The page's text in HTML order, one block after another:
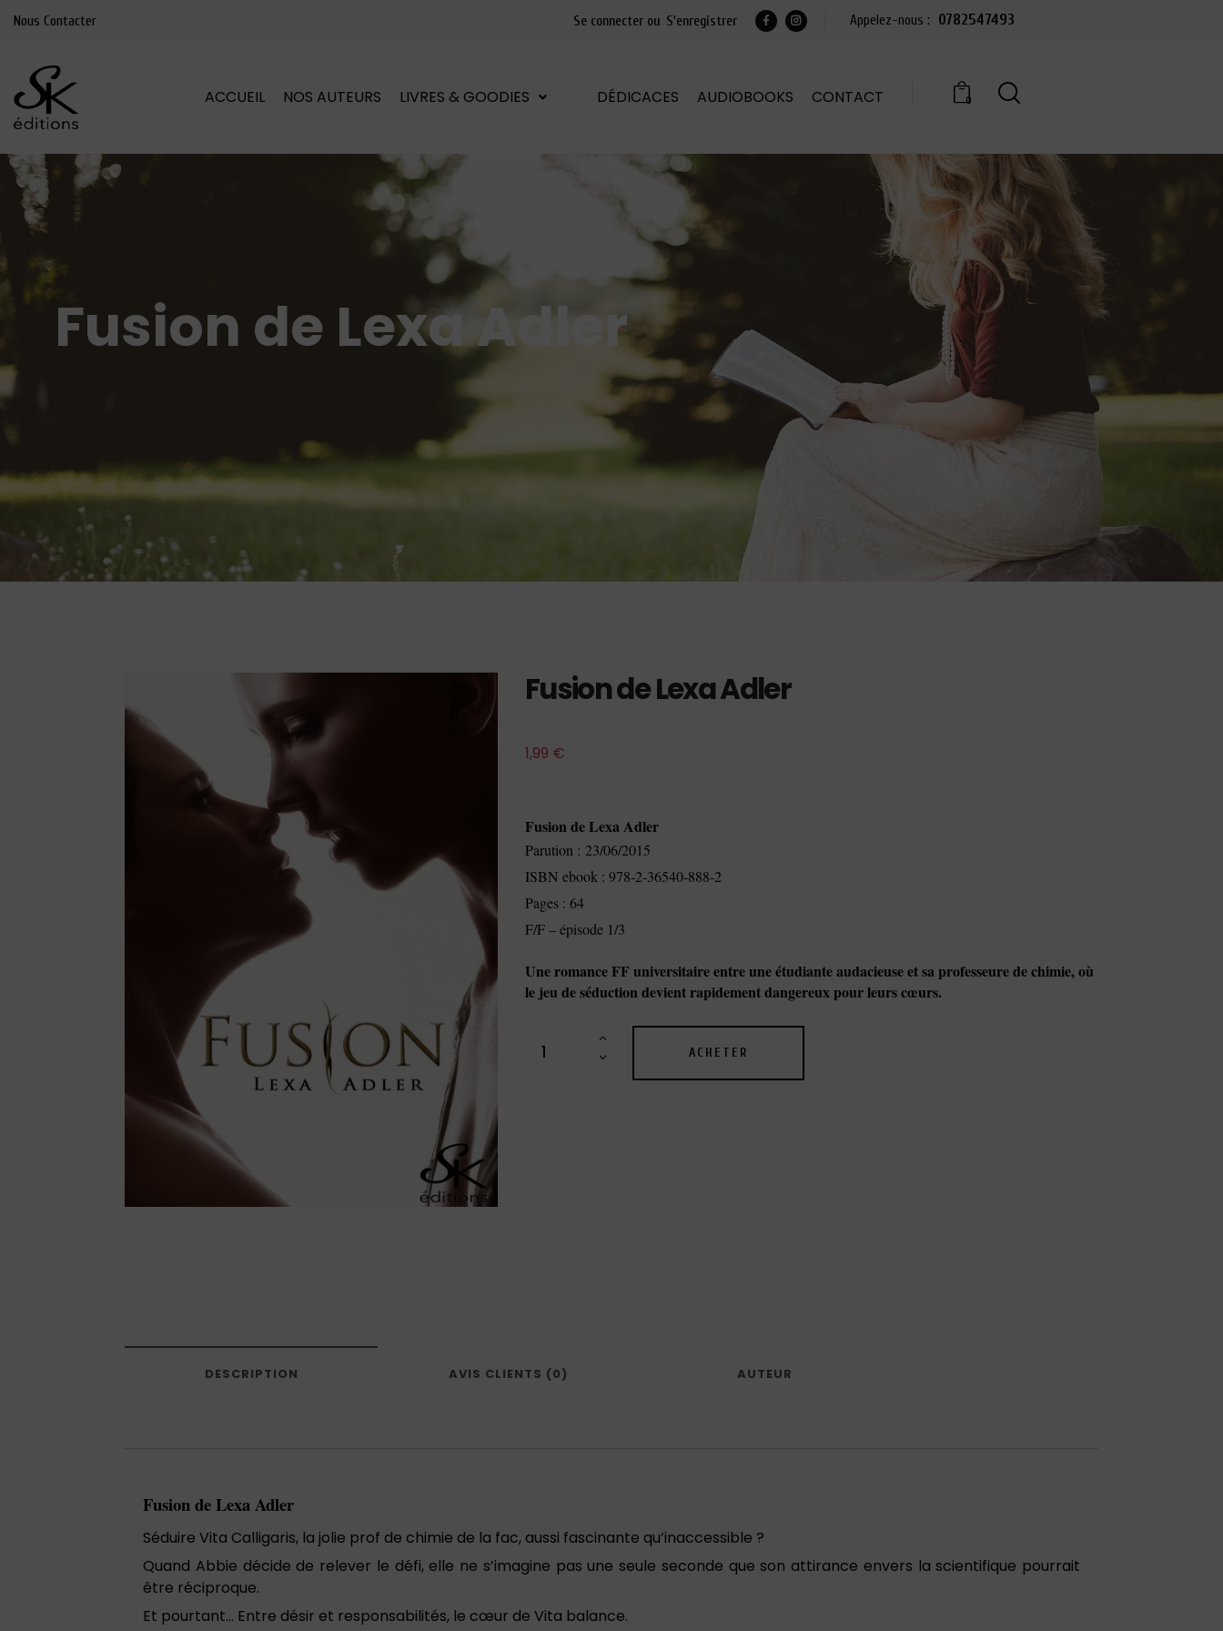
Nous Contacter Se connecter ou S'enregistrer Appelez-nous : 0782547493
ACCUEIL NOS AUTEURS LIVRES & GOODIES DÉDICACES AUDIOBOOKS CONTACT 0
Fusion de Lexa Adler
Fusion de Lexa Adler
1,99 €
Fusion de Lexa Adler
Parution : 23/06/2015
ISBN ebook : 978-2-36540-888-2
Pages : 64
F/F – épisode 1/3
Une romance FF universitaire entre une étudiante audacieuse et sa professeure de chimie, où
le jeu de séduction devient rapidement dangereux pour leurs cœurs.
ACHETER
DESCRIPTION AVIS CLIENTS (0) AUTEUR
Fusion de Lexa Adler
Séduire Vita Calligaris, la jolie prof de chimie de la fac, aussi fascinante qu’inaccessible ?
Quand Abbie décide de relever le défi, elle ne s’imagine pas une seule seconde que son attirance envers la scientifique pourrait
être réciproque.
Et pourtant… Entre désir et responsabilités, le cœur de Vita balance.